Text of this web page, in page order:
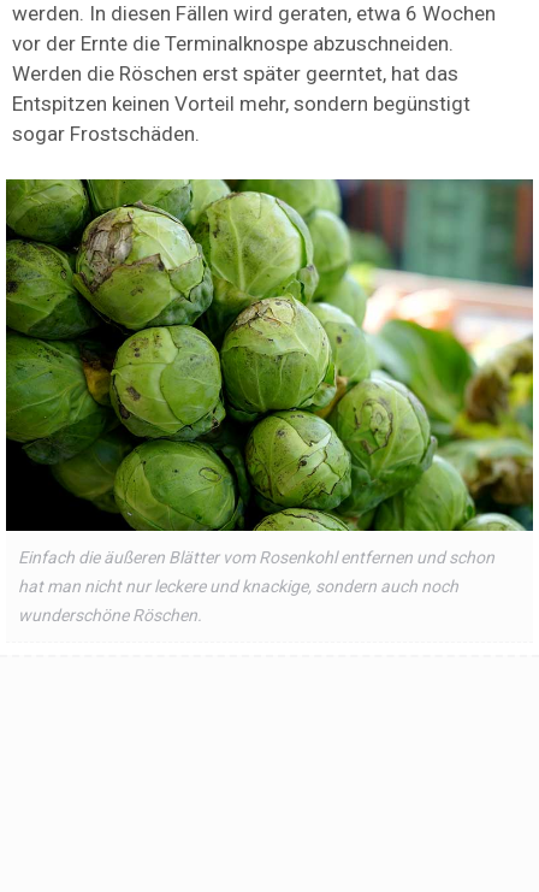
werden. In diesen Fällen wird geraten, etwa 6 Wochen
vor der Ernte die Terminalknospe abzuschneiden.
Werden die Röschen erst später geerntet, hat das
Entspitzen keinen Vorteil mehr, sondern begünstigt
sogar Frostschäden.
Einfach die äußeren Blätter vom Rosenkohl entfernen und schon
hat man nicht nur leckere und knackige, sondern auch noch
wunderschöne Röschen.